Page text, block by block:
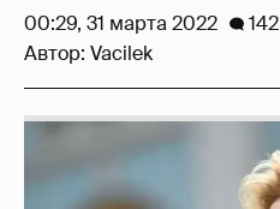
00:29, 31 марта 2022
142
Автор: Vacilek